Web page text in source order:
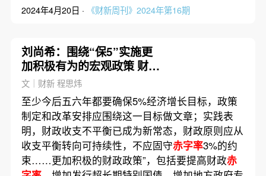
2024年4月20日 · 《财新周刊》2024年第16期
刘尚希：围绕“保5”实施更
加积极有为的宏观政策 财政
赤字率认知已改变
文｜财新 程思炜
至少今后五六年都要确保5%经济增长目标，政策
制定和改革安排应围绕这一目标做文章；实践表
明，财政收支不平衡已成为新常态，财政原则应从
收支平衡转向可持续性，不应固守赤字率3%的约
束……更加积极的财政政策”，包括要提高财政赤